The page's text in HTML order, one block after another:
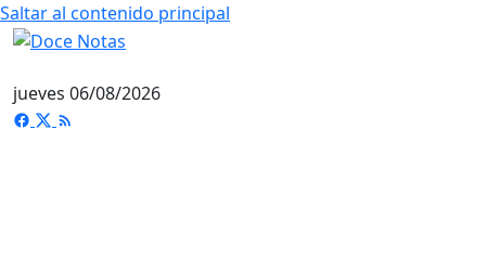
Saltar al contenido principal
jueves 06/08/2026